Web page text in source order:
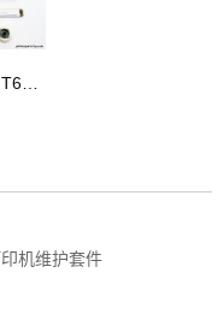
40X4765 利盟 T650 T652 T654 定影 维护套件
机维护套件